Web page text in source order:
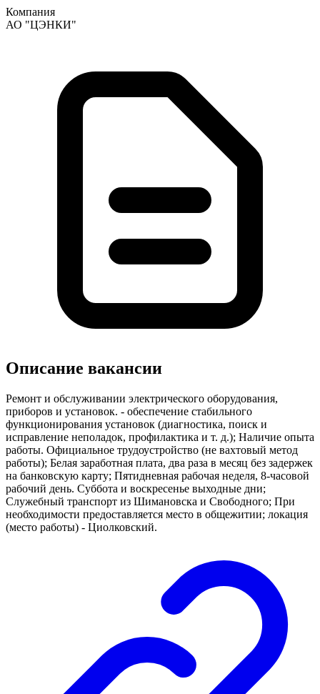
Компания
АО "ЦЭНКИ"
Описание вакансии
Ремонт и обслуживании электрического оборудования,
приборов и установок. - обеспечение стабильного
функционирования установок (диагностика, поиск и
исправление неполадок, профилактика и т. д.); Наличие опыта
работы. Официальное трудоустройство (не вахтовый метод
работы); Белая заработная плата, два раза в месяц без задержек
на банковскую карту; Пятидневная рабочая неделя, 8-часовой
рабочий день. Суббота и воскресенье выходные дни;
Служебный транспорт из Шимановска и Свободного; При
необходимости предоставляется место в общежитии; локация
(место работы) - Циолковский.